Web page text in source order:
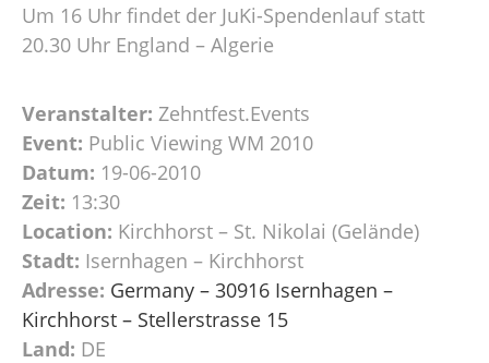
Um 16 Uhr findet der JuKi-Spendenlauf statt
20.30 Uhr England – Algerie
Veranstalter: Zehntfest.Events
Event: Public Viewing WM 2010
Datum: 19-06-2010
Zeit: 13:30
Location: Kirchhorst – St. Nikolai (Gelände)
Stadt: Isernhagen – Kirchhorst
Adresse: Germany – 30916 Isernhagen –
Kirchhorst – Stellerstrasse 15
Land: DE